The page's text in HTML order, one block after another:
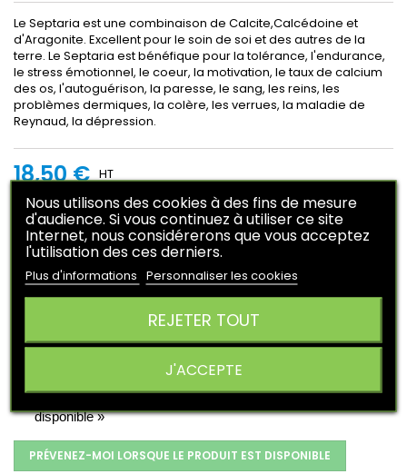
Le Septaria est une combinaison de Calcite,Calcédoine et
d'Aragonite. Excellent pour le soin de soi et des autres de la
terre. Le Septaria est bénéfique pour la tolérance, l'endurance,
le stress émotionnel, le coeur, la motivation, le taux de calcium
des os, l'autoguérison, la paresse, le sang, les reins, les
problèmes dermiques, la colère, les verrues, la maladie de
Reynaud, la dépression.
18,50 € HT
En achetant ce produit vous pouvez obtenir 3 points
Votre panier vous rapportera3 pointsqui peuvent être
converti en un bon de réduction de0,75 € .
Quantité  Ajouter au panier

disponible »
PRÉVENEZ-MOI LORSQUE LE PRODUIT EST DISPONIBLE
Nous utilisons des cookies à des fins de mesure
d'audience. Si vous continuez à utiliser ce site
Internet, nous considérerons que vous acceptez
l'utilisation des ces derniers.
Plus d'informations Personnaliser les cookies
REJETER TOUT
J'ACCEPTE